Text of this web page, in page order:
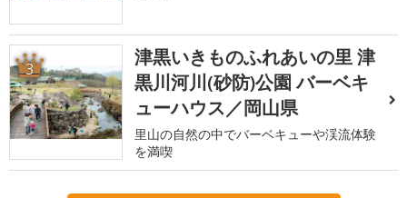
3
津黒いきものふれあいの里 津
黒川河川(砂防)公園 バーベキ
ューハウス／岡山県
里山の自然の中でバーベキューや渓流体験
を満喫